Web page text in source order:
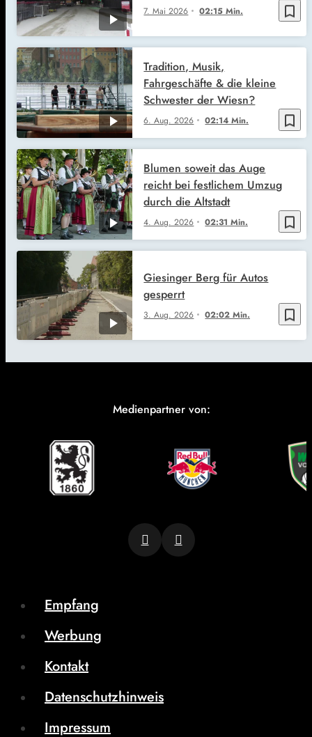
bookmark_border
7. Mai 2026 02:15 Min.
bookmark_border
6. Aug. 2026 02:14 Min.
Tradition, Musik,
Fahrgeschäfte & die kleine
Schwester der Wiesn?
bookmark_border
4. Aug. 2026 02:31 Min.
Blumen soweit das Auge
reicht bei festlichem Umzug
durch die Altstadt
bookmark_border
3. Aug. 2026 02:02 Min.
Giesinger Berg für Autos
gesperrt
Medienpartner von:
Empfang
Werbung
Kontakt
Datenschutzhinweis
Impressum